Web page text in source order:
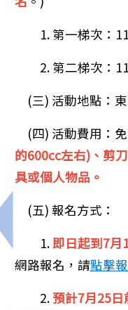
上一筆：鑑於夏季將
1. 第一梯次：
2. 第二梯次：
(三) 活動地點：
(四) 活動費用：免
的600cc左右)、剪
具或個人物品。
(五) 報名方式：
1. 即日起到7月
網路報名，請點擊
2. 預計7月25